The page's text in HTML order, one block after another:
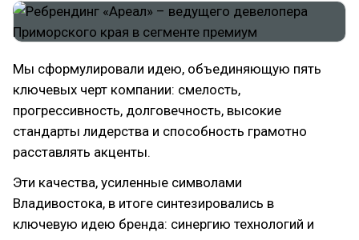
Мы сформулировали идею, объединяющую пять
ключевых черт компании: смелость,
прогрессивность, долговечность, высокие
стандарты лидерства и способность грамотно
расставлять акценты.
Эти качества, усиленные символами
Владивостока, в итоге синтезировались в
ключевую идею бренда: синергию технологий и